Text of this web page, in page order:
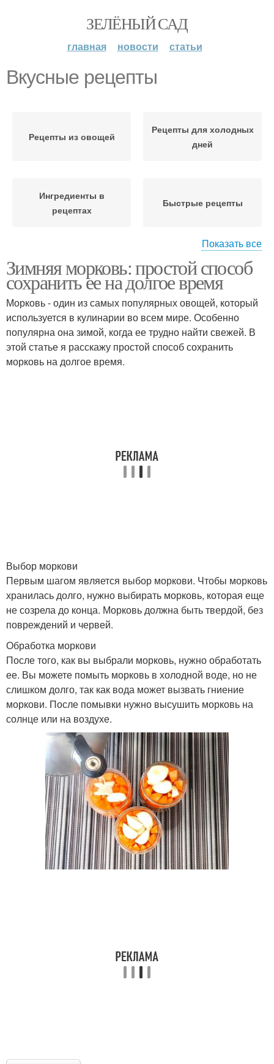
ЗЕЛЁНЫЙ САД
главная новости статьи
Вкусные рецепты
Рецепты из овощей
Рецепты для холодных
дней
Ингредиенты в
рецептах
Быстрые рецепты
Правильный рецепт Классический рецепт
Рецепт в домашних
условиях
Пошаговые рецепты
Рецепт с фото
Рецепты в домашних
условиях
Рецепт через мясорубку
Рецепт с томатной
пастой
Рецепты без варки Рецепты с корневой
Рецепты без сахара Рецепты с фото
Интересные рецепты
Показать все
Зимняя морковь: простой способ
сохранить ее на долгое время
Морковь - один из самых популярных овощей, который
используется в кулинарии во всем мире. Особенно
популярна она зимой, когда ее трудно найти свежей. В
этой статье я расскажу простой способ сохранить
морковь на долгое время.
Выбор моркови
Первым шагом является выбор моркови. Чтобы морковь
хранилась долго, нужно выбирать морковь, которая еще
не созрела до конца. Морковь должна быть твердой, без
повреждений и червей.
Обработка моркови
После того, как вы выбрали морковь, нужно обработать
ее. Вы можете помыть морковь в холодной воде, но не
слишком долго, так как вода может вызвать гниение
моркови. После помывки нужно высушить морковь на
солнце или на воздухе.